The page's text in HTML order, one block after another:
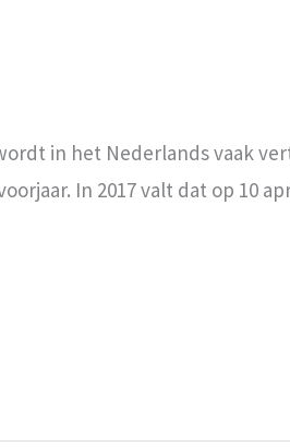
in het Nederlands vaak
In 2017 valt dat op 10